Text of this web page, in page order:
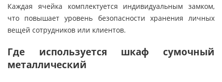
Каждая ячейка комплектуется индивидуальным замком,
что повышает уровень безопасности хранения личных
вещей сотрудников или клиентов.
Где используется шкаф сумочный
металлический